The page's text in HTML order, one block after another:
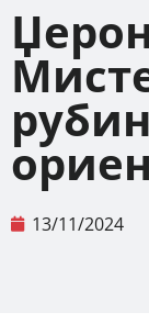
13/11/2024